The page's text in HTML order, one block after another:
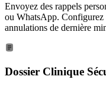
Envoyez des rappels
ou WhatsApp. Configurez
annulations de dernière
Dossier Clinique